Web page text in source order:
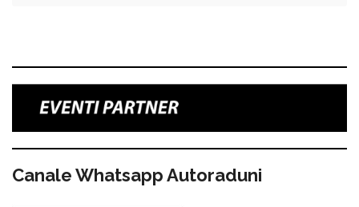
Canale Whatsapp Autoraduni